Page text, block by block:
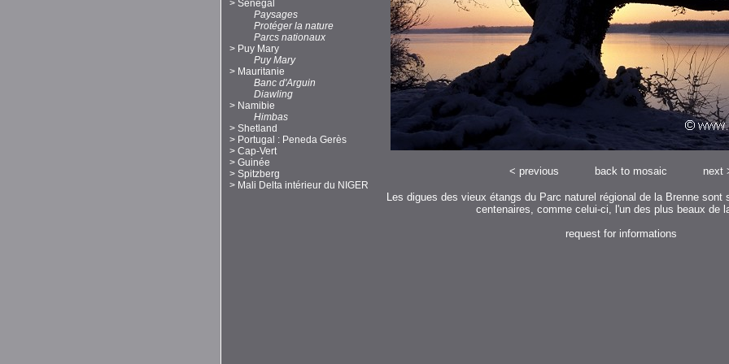
> Sénégal
Paysages
Protéger la nature
Parcs nationaux
> Puy Mary
Puy Mary
> Mauritanie
Banc d'Arguin
Diawling
> Namibie
Himbas
> Shetland
> Portugal : Peneda Gerès
> Cap-Vert
> Guinée
> Spitzberg
> Mali Delta intérieur du NIGER
< previous back to mosaic next
Les digues des vieux étangs du Parc naturel régional de la Brenne sont
centenaires, comme celui-ci, l'un des plus beaux de
request for informations